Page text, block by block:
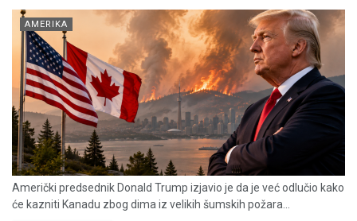
AMERIKA
Američki predsednik Donald Trump izjavio je da je već odlučio kako
će kazniti Kanadu zbog dima iz velikih šumskih požara...